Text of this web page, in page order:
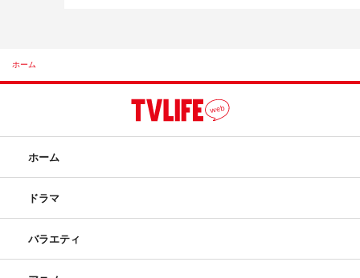
ホーム
ホーム
ドラマ
バラエティ